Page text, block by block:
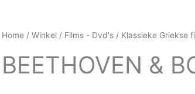
Home / Winkel / Films - Dvd's / Klassieke Griekse
BEETHOVEN &
BEETHOVEN
BOUZOUKI